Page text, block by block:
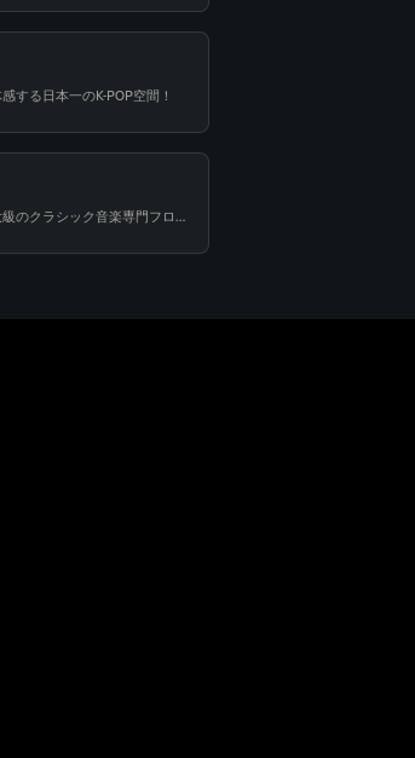
する日本一のK-POP空間！
8F：世界最大級のクラシック音楽専門フロア！